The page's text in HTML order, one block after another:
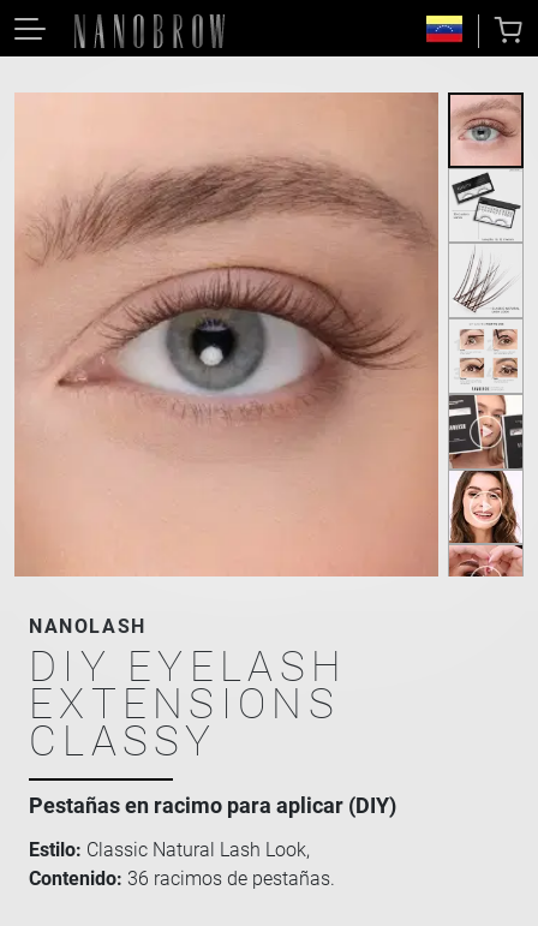
NANOLASH
DIY EYELASH
EXTENSIONS
CLASSY
Pestañas en racimo para aplicar (DIY)
Estilo: Classic Natural Lash Look,
Contenido: 36 racimos de pestañas.